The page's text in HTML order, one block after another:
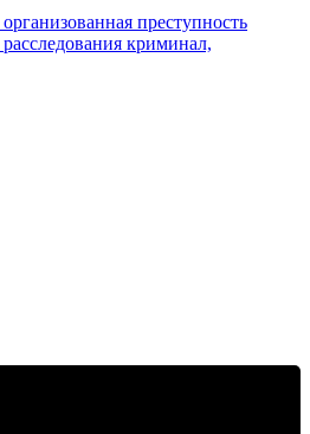
организованная преступность
расследования криминал,